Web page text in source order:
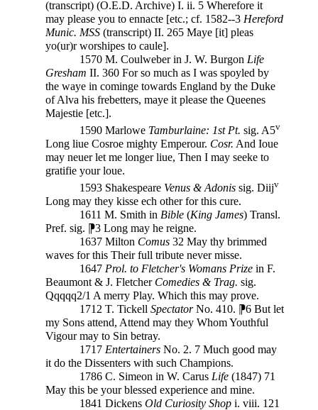
(transcript) (O.E.D. Archive) I. ii. 5 Wherefore it
may please you to ennacte [etc.; cf. 1582--3 Hereford
Munic. MSS (transcript) II. 265 Maye [it] pleas
yo(ur)r worshipes to caule].
1570 M. Coulweber in J. W. Burgon Life
Gresham II. 360 For so much as I was spoyled by
the waye in cominge towards England by the Duke
of Alva his frebetters, maye it please the Queenes
Majestie [etc.].
1590 Marlowe Tamburlaine: 1st Pt. sig. A5v
Long liue Cosroe mighty Emperour. Cosr. And Ioue
may neuer let me longer liue, Then I may seeke to
gratifie your loue.
1593 Shakespeare Venus & Adonis sig. Diijv
Long may they kisse ech other for this cure.
1611 M. Smith in Bible (King James) Transl.
Pref. sig. ⁋3 Long may he reigne.
1637 Milton Comus 32 May thy brimmed
waves for this Their full tribute never misse.
1647 Prol. to Fletcher's Womans Prize in F.
Beaumont & J. Fletcher Comedies & Trag. sig.
Qqqqq2/1 A merry Play. Which this may prove.
1712 T. Tickell SpectatorNo. 410. ⁋6 But let
my Sons attend, Attend may they Whom Youthful
Vigour may to Sin betray.
1717 Entertainers No. 2. 7 Much good may
it do the Dissenters with such Champions.
1786 C. Simeon in W. Carus Life (1847) 71
May this be your blessed experience and mine.
1841 Dickens Old Curiosity Shop i. viii. 121